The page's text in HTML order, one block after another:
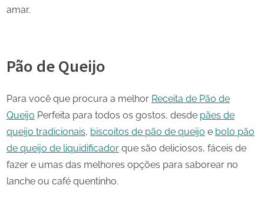
amar.
Pão de Queijo
Para você que procura a melhor Receita de Pão de
Queijo Perfeita para todos os gostos, desde pães de
queijo tradicionais, biscoitos de pão de queijo e bolo pão
de queijo de liquidificador que são deliciosos, fáceis de
fazer e umas das melhores opções para saborear no
lanche ou café quentinho.